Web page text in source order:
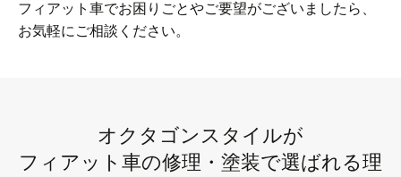
フィアット車でお困りごとやご要望がございましたら、
お気軽にご相談ください。
オクタゴンスタイルが
フィアット車の修理・塗装で選ばれる理